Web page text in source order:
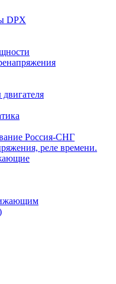
DPX
Россия-СНГ
реле времени.